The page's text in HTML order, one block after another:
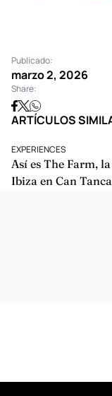
Publicado:
marzo 2, 2026
Share:
ARTÍCULOS
EXPERIENCES
Así es The Farm,
Ibiza en Can Tanca